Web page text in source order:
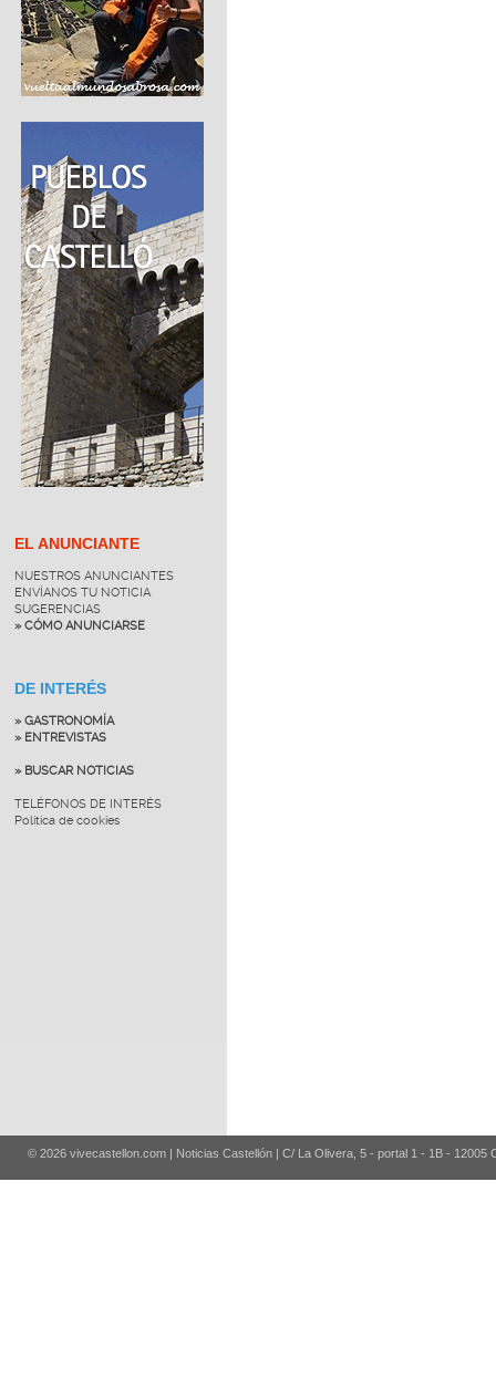
EL ANUNCIANTE
NUESTROS ANUNCIANTES
ENVÍANOS TU NOTICIA
SUGERENCIAS
» CÓMO ANUNCIARSE
DE INTERÉS
» GASTRONOMÍA
» ENTREVISTAS
» BUSCAR NOTICIAS
TELÉFONOS DE INTERÉS
Política de cookies
© 2026 vivecastellon.com | Noticias Castellón | C/ La Olivera, 5 - portal 1 - 1B - 12005